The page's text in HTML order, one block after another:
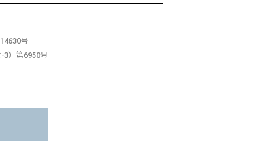
号
3）第6950号